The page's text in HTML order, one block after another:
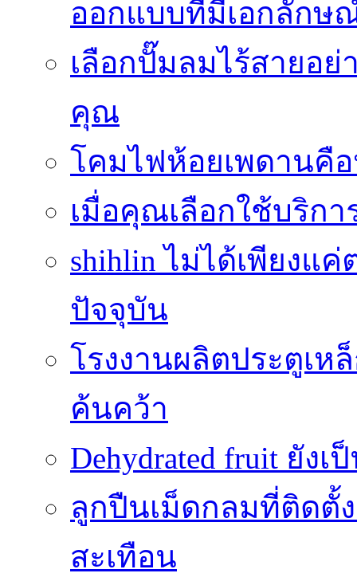
ออกแบบที่มีเอกลักษ
เลือกปั๊มลมไร้สายอย่
คุณ
โคมไฟห้อยเพดานคื
เมื่อคุณเลือกใช้บริก
shihlin ไม่ได้เพียงแ
ปัจจุบัน
โรงงานผลิตประตูเห
ค้นคว้า
Dehydrated fruit ยัง
ลูกปืนเม็ดกลมที่ติดตั้
สะเทือน